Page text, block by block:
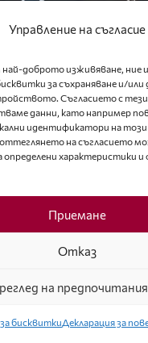
Управление на съгласие
доброто изживяване, ние
за съхраняване и/
Съгласието с
данни, като например
идентификатори на
на съгласието
определени характеристики и
Приемане
Отказ
на
бисквиткиДекларация за
към Елена